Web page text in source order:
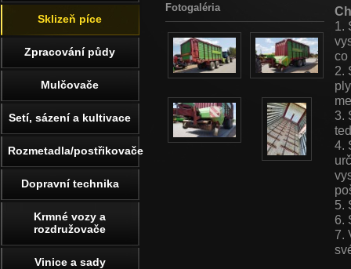
1.
co
2.
3.
4.
5.
6.
7.
Fotogaléria
Sklizeň píce
Zpracování půdy
Mulčovače
Setí, sázení a kultivace
Rozmetadla/postřikovače
Dopravní technika
Krmné vozy a
rozdružovače
Vinice a sady